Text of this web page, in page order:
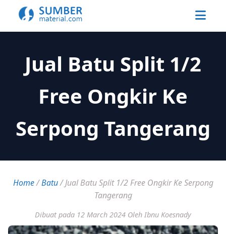
Jual Batu Split 1/2
Free Ongkir Ke
Serpong Tangerang
Home/Batu/Jual Batu Split 1/2 Free Ongkir Ke Serpong
Tangerang
Dibuat pada 12 March 2024 Oleh Ibnu Koesnady